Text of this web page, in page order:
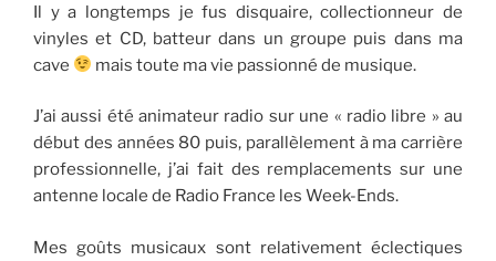
Il y a longtemps je fus disquaire, collectionneur de
vinyles et CD, batteur dans un groupe puis dans ma
cave
mais toute ma vie passionné de musique.
J’ai aussi été animateur radio sur une « radio libre » au
début des années 80 puis, parallèlement à ma carrière
professionnelle, j’ai fait des remplacements sur une
antenne locale de Radio France les Week-Ends.
Mes goûts musicaux sont relativement éclectiques